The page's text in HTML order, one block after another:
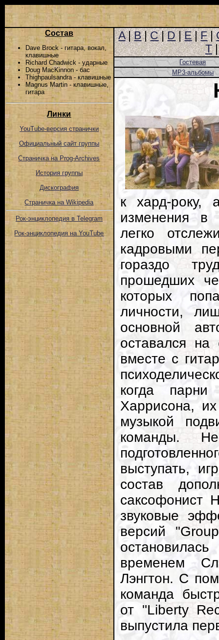
Состав
Dave Brock - гитара, вокал,
клавишные
Richard Chadwick - ударные
Doug MacKinnon - бас
Thighpaulsandra - клавишные
Magnus Martin - клавишные,
гитара
Линки
YouTube-версия странички
Официальный сайт группы
Страничка на Prog-Archives
История группы
Дискография
Страничка на Wikipedia
Рок-энциклопедия в Telegram
Рок-энциклопедия на YouTube
A|B|C|D|E|F|
T
Гостевая
MP3-альбомы
к хард-року,
изменения в
легко
кадровыми
гораздо
прошедших
которых
личности,
основной
оставался
вместе с
когда парни
Харрисона,
музыкой
команды.
выступать,
состав
саксофонист
звуковые
версий
временем
Лэнгтон. С
команда
от "Liberty
выпустила